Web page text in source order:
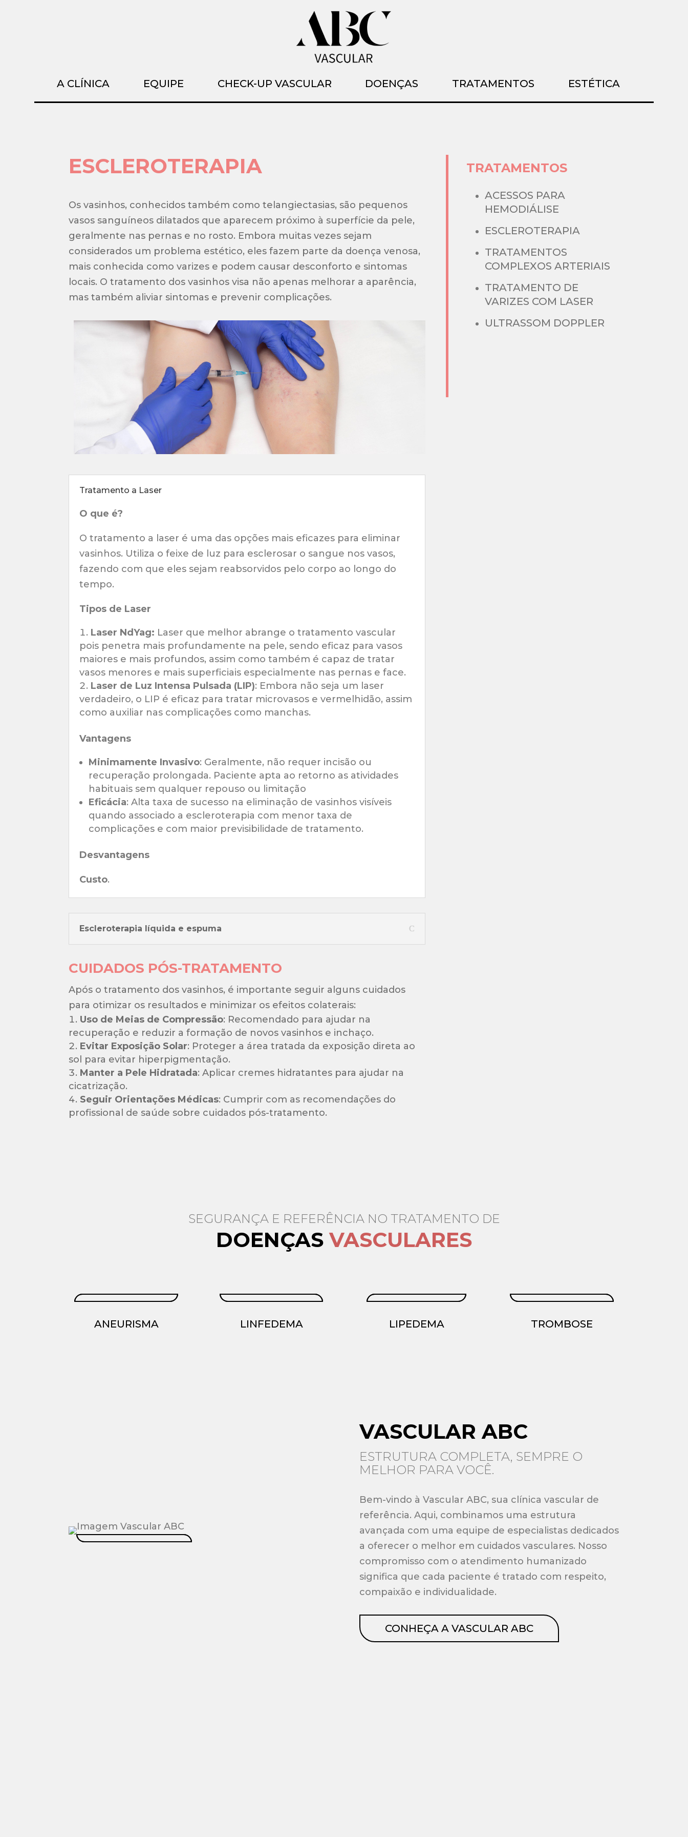
A CLÍNICA EQUIPE CHECK-UP VASCULAR DOENÇAS TRATAMENTOS ESTÉTICA
ESCLEROTERAPIA
Os vasinhos, conhecidos também como telangiectasias, são pequenos
vasos sanguíneos dilatados que aparecem próximo à superfície da pele,
geralmente nas pernas e no rosto. Embora muitas vezes sejam
considerados um problema estético, eles fazem parte da doença venosa,
mais conhecida como varizes e podem causar desconforto e sintomas
locais. O tratamento dos vasinhos visa não apenas melhorar a aparência,
mas também aliviar sintomas e prevenir complicações.
Tratamento a Laser
O que é?
O tratamento a laser é uma das opções mais eficazes para eliminar
vasinhos. Utiliza o feixe de luz para esclerosar o sangue nos vasos,
fazendo com que eles sejam reabsorvidos pelo corpo ao longo do
tempo.
Tipos de Laser
Laser NdYag: Laser que melhor abrange o tratamento vascular
pois penetra mais profundamente na pele, sendo eficaz para vasos
maiores e mais profundos, assim como também é capaz de tratar
vasos menores e mais superficiais especialmente nas pernas e face.
Laser de Luz Intensa Pulsada (LIP): Embora não seja um laser
verdadeiro, o LIP é eficaz para tratar microvasos e vermelhidão, assim
como auxiliar nas complicações como manchas.
Vantagens
Minimamente Invasivo: Geralmente, não requer incisão ou
recuperação prolongada. Paciente apta ao retorno as atividades
habituais sem qualquer repouso ou limitação
Eficácia: Alta taxa de sucesso na eliminação de vasinhos visíveis
quando associado a escleroterapia com menor taxa de
complicações e com maior previsibilidade de tratamento.
Desvantagens
Custo.
Escleroterapia líquida e espuma
CUIDADOS PÓS-TRATAMENTO
Após o tratamento dos vasinhos, é importante seguir alguns cuidados
para otimizar os resultados e minimizar os efeitos colaterais:
Uso de Meias de Compressão: Recomendado para ajudar na
recuperação e reduzir a formação de novos vasinhos e inchaço.
Evitar Exposição Solar: Proteger a área tratada da exposição direta ao
sol para evitar hiperpigmentação.
Manter a Pele Hidratada: Aplicar cremes hidratantes para ajudar na
cicatrização.
Seguir Orientações Médicas: Cumprir com as recomendações do
profissional de saúde sobre cuidados pós-tratamento.
TRATAMENTOS
ACESSOS PARA
HEMODIÁLISE
ESCLEROTERAPIA
TRATAMENTOS
COMPLEXOS ARTERIAIS
TRATAMENTO DE
VARIZES COM LASER
ULTRASSOM DOPPLER
SEGURANÇA E REFERÊNCIA NO TRATAMENTO DE
DOENÇAS VASCULARES
ANEURISMA LINFEDEMA LIPEDEMA TROMBOSE
VASCULAR ABC
ESTRUTURA COMPLETA, SEMPRE O
MELHOR PARA VOCÊ.
Bem-vindo à Vascular ABC, sua clínica vascular de
referência. Aqui, combinamos uma estrutura
avançada com uma equipe de especialistas dedicados
a oferecer o melhor em cuidados vasculares. Nosso
compromisso com o atendimento humanizado
significa que cada paciente é tratado com respeito,
compaixão e individualidade.
CONHEÇA A VASCULAR ABC